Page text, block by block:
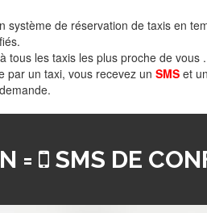
système de réservation de taxis en
tous les taxis les plus proche de vous .
par un taxi, vous recevez un SMS et un
= SMS DE